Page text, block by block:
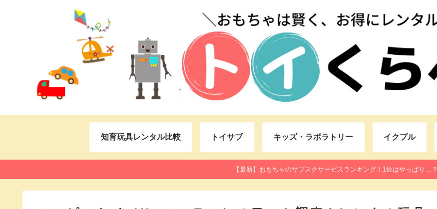
知育玩具レンタル比較 トイサブ キッズ・ラボラトリー イクプル
【最新】おもちゃのサブスクサービスランキング！1位はやっぱり…？